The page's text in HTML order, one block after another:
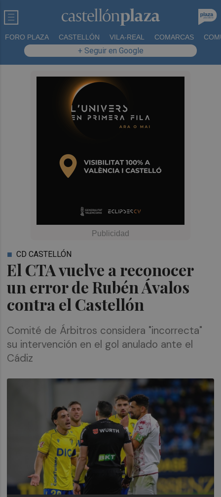
FORO PLAZA CASTELLÓN VILA-REAL COMARCAS
+ Seguir en Google
El CTA vuelve a reconocer
un error de Rubén Ávalos
contra el Castellón
CD CASTELLÓN
Comité de Árbitros considera "incorrecta"
su intervención en el gol anulado ante el
Cádiz